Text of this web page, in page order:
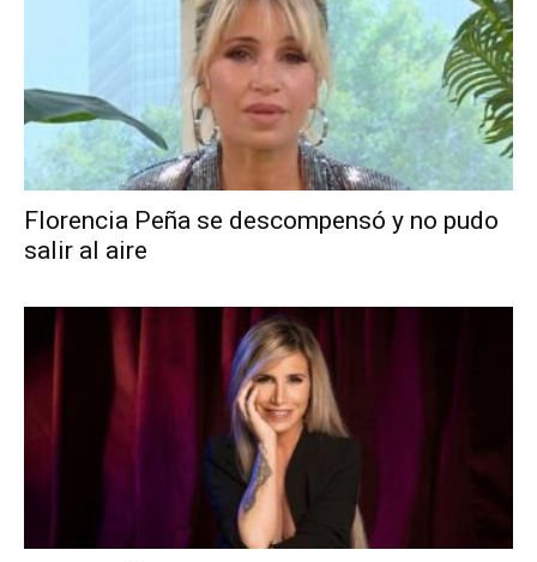
Florencia Peña se descompensó y no pudo
salir al aire